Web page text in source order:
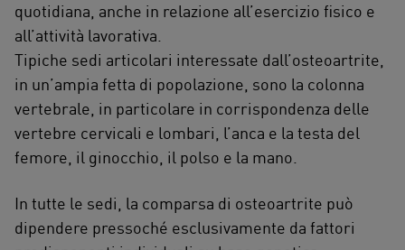
quotidiana, anche in relazione all’esercizio fisico e
all’attività lavorativa.
Tipiche sedi articolari interessate dall’osteoartrite,
in un’ampia fetta di popolazione, sono la colonna
vertebrale, in particolare in corrispondenza delle
vertebre cervicali e lombari, l’anca e la testa del
femore, il ginocchio, il polso e la mano.
In tutte le sedi, la comparsa di osteoartrite può
dipendere pressoché esclusivamente da fattori